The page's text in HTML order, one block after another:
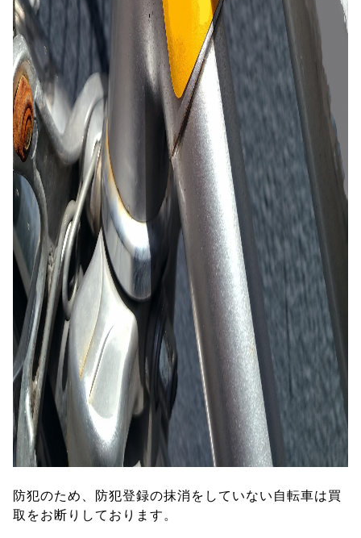
防犯のため、防犯登録の抹消をしていない自転車は買
取をお断りしております。